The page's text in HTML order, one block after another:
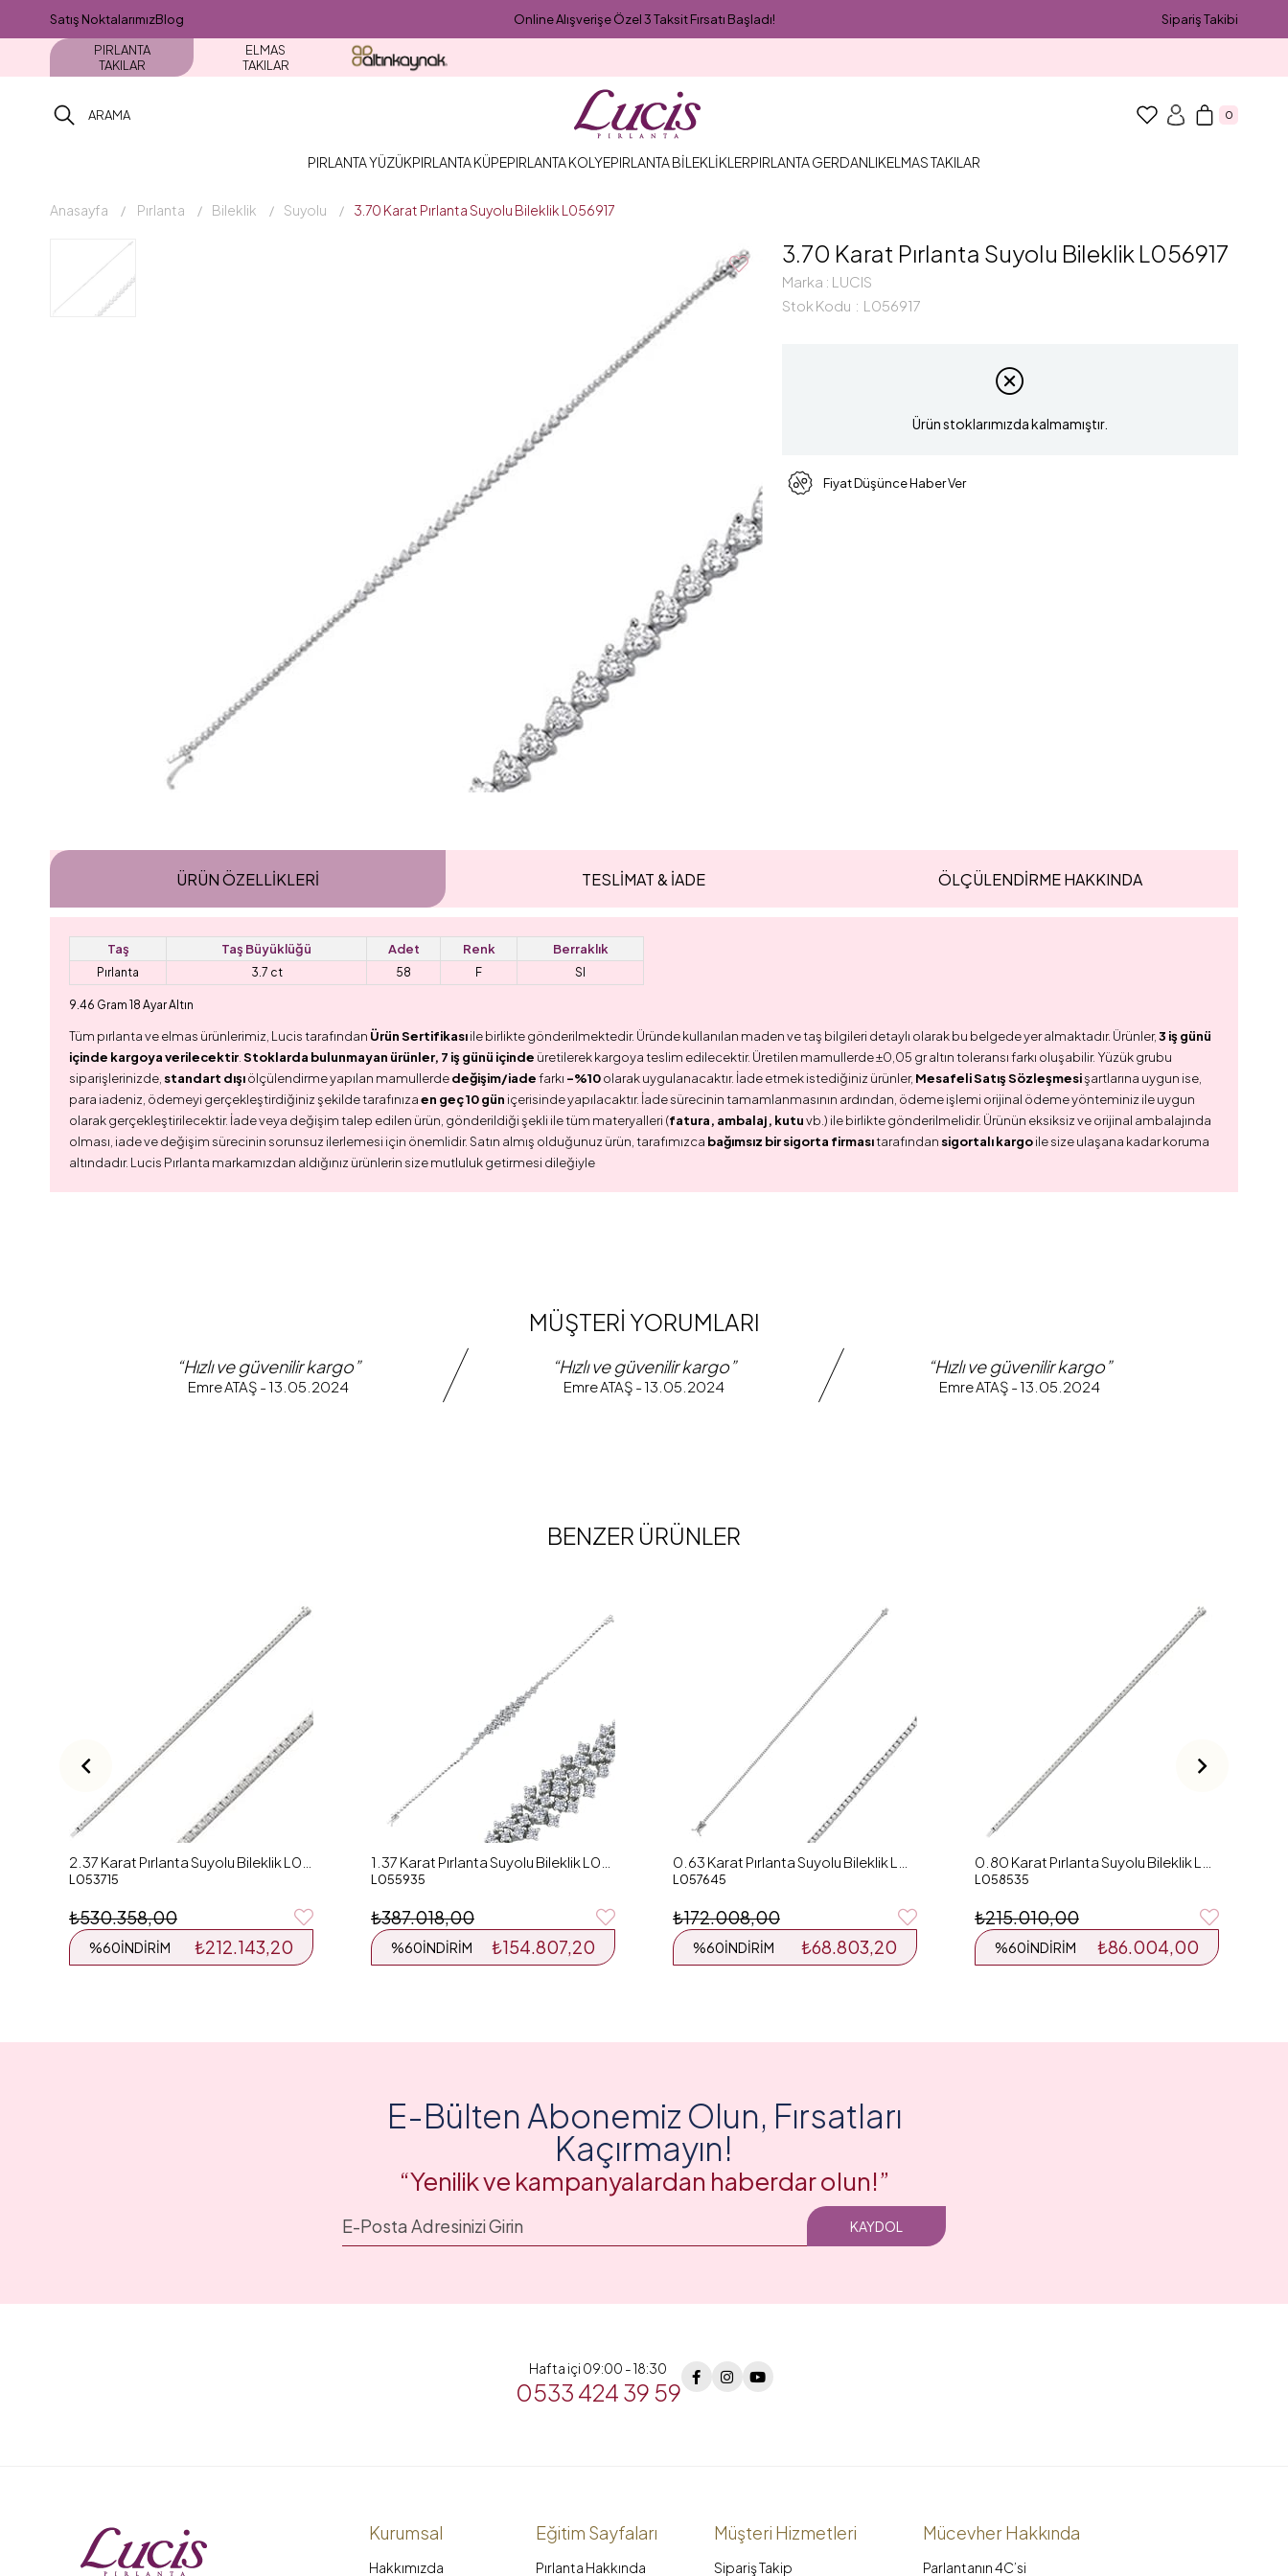
Satış NoktalarımızBlog Sipariş Takibi
Online Alışverişe Özel 3 Taksit Fırsatı Başladı!
PIRLANTA
TAKILAR
ELMAS
TAKILAR
0
PIRLANTA YÜZÜKPIRLANTA KÜPEPIRLANTA KOLYEPIRLANTA BİLEKLİKLERPIRLANTA GERDANLIKELMAS TAKILAR
Anasayfa Pırlanta Bileklik Suyolu 3.70 Karat Pırlanta Suyolu Bileklik L056917
3.70 Karat Pırlanta Suyolu Bileklik L056917
Marka : LUCIS
Stok Kodu
L056917
Ürün stoklarımızda kalmamıştır.
Fiyat Düşünce Haber Ver
ÜRÜN ÖZELLIKLERI TESLİMAT & İADE ÖLÇÜLENDİRME HAKKINDA
Taş Taş Büyüklüğü Adet Renk Berraklık
Pırlanta 3.7 ct 58 F SI
9.46 Gram 18 Ayar Altın
Tüm pırlanta ve elmas ürünlerimiz, Lucis tarafından Ürün Sertifikasıile birlikte gönderilmektedir. Üründe kullanılan maden ve taş bilgileri detaylı olarak bu belgede yer almaktadır. Ürünler,3 iş günü
içinde kargoya verilecektir. Stoklarda bulunmayan ürünler, 7 iş günü içinde üretilerek kargoya teslim edilecektir. Üretilen mamullerde ±0,05 gr altın toleransı farkı oluşabilir. Yüzük grubu
siparişlerinizde, standart dışıölçülendirme yapılan mamullerdedeğişim/iadefarkı -%10olarak uygulanacaktır. İade etmek istediğiniz ürünler, Mesafeli Satış Sözleşmesişartlarına uygun ise,
para iadeniz, ödemeyi gerçekleştirdiğiniz şekilde tarafınızaen geç 10 gün içerisinde yapılacaktır. İade sürecinin tamamlanmasının ardından, ödeme işlemi orijinal ödeme yönteminiz ile uygun
olarak gerçekleştirilecektir. İade veya değişim talep edilen ürün, gönderildiği şekli ile tüm materyalleri (fatura, ambalaj, kutuvb.) ile birlikte gönderilmelidir. Ürünün eksiksiz ve orijinal ambalajında
olması, iade ve değişim sürecinin sorunsuz ilerlemesi için önemlidir. Satın almış olduğunuz ürün, tarafımızca bağımsız bir sigorta firmasıtarafından sigortalı kargoile size ulaşana kadar koruma
altındadır. Lucis Pırlanta markamızdan aldığınız ürünlerin size mutluluk getirmesi dileğiyle
MÜŞTERİ YORUMLARI
“Hızlı ve güvenilir kargo”
Emre ATAŞ - 13.05.2024
“Hızlı ve güvenilir kargo”
Emre ATAŞ - 13.05.2024
“Hızlı ve güvenilir kargo”
Emre ATAŞ - 13.05.2024
BENZER ÜRÜNLER
L053715
₺212.143,20
%60İNDIRIM
₺530.358,00
L055935
₺154.807,20
%60İNDIRIM
₺387.018,00
L057645
₺68.803,20
%60İNDIRIM
₺172.008,00
L058535
₺86.004,00
%60İNDIRIM
₺215.010,00
E-Bülten Abonemiz Olun, Fırsatları
Kaçırmayın!
“Yenilik ve kampanyalardan haberdar olun!”
KAYDOL
Hafta içi 09:00 - 18:30
0533 424 39 59
Kurumsal
Hakkımızda
Eğitim Sayfaları
Pırlanta Hakkında
Müşteri Hizmetleri
Sipariş Takip
Mücevher Hakkında
Parlantanın 4C’si